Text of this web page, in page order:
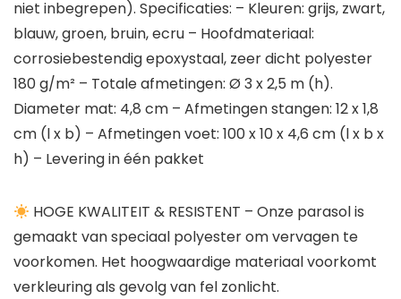
niet inbegrepen). Specificaties: – Kleuren: grijs, zwart,
blauw, groen, bruin, ecru – Hoofdmateriaal:
corrosiebestendig epoxystaal, zeer dicht polyester
180 g/m² – Totale afmetingen: Ø 3 x 2,5 m (h).
Diameter mat: 4,8 cm – Afmetingen stangen: 12 x 1,8
cm (l x b) – Afmetingen voet: 100 x 10 x 4,6 cm (l x b x
h) – Levering in één pakket
HOGE KWALITEIT & RESISTENT – Onze parasol is
gemaakt van speciaal polyester om vervagen te
voorkomen. Het hoogwaardige materiaal voorkomt
verkleuring als gevolg van fel zonlicht.